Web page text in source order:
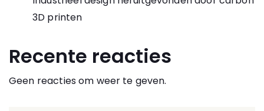
3D printen
Recente reacties
Geen reacties om weer te geven.